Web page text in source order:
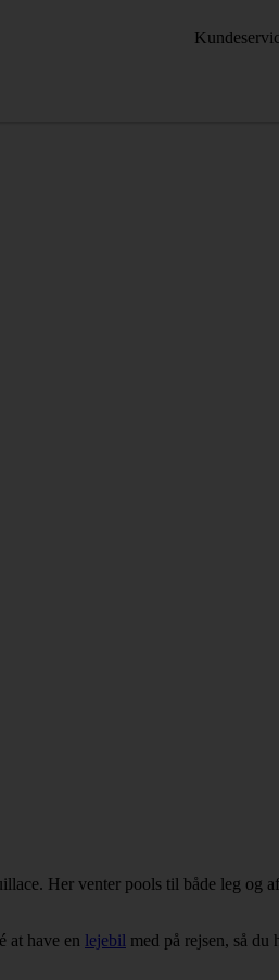
Her venter pools til både leg og
at have en lejebil med på rejsen, så